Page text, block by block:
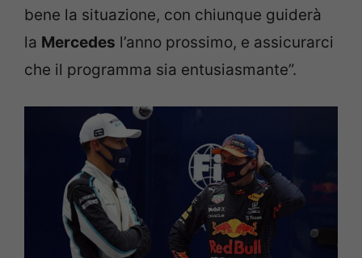
bene la situazione, con chiunque guiderà
la Mercedes l’anno prossimo, e assicurarci
che il programma sia entusiasmante”.